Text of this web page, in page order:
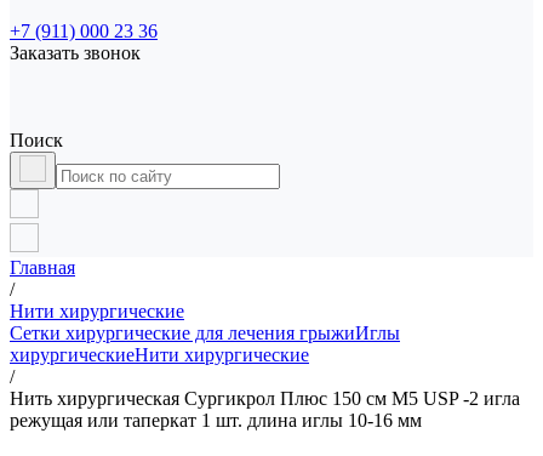
+7 (911) 000 23 36
Заказать звонок
Поиск
Главная
/
Нити хирургические
Сетки хирургические для лечения грыжиИглы
хирургическиеНити хирургические
/
Нить хирургическая Сургикрол Плюс 150 см М5 USP -2 игла
режущая или таперкат 1 шт. длина иглы 10-16 мм